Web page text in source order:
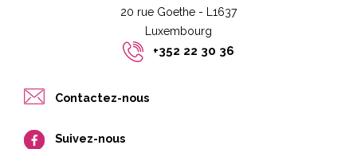
20 rue Goethe - L1637
Luxembourg​​
+352 22 30 36
Contactez-nous
Suivez-nous